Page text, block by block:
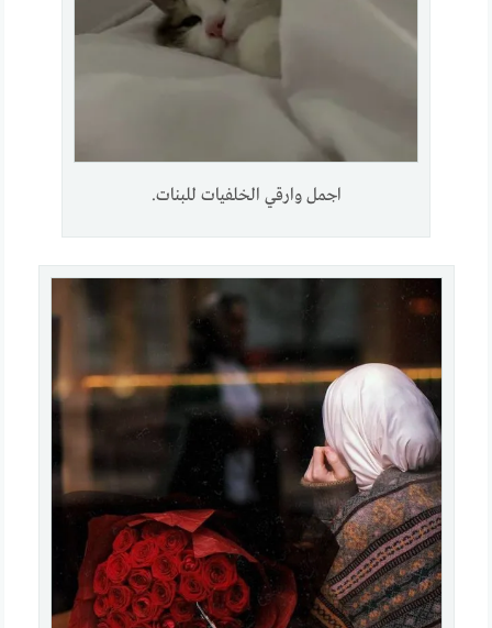
اجمل وارقي الخلفيات للبنات.